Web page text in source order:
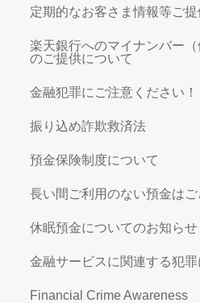
定期的なお客さま情報等ご
楽天銀行へのマイナンバー
のご提供について
金融犯罪にご注意ください！
振り込め詐欺救済法
預金保険制度について
長い間ご利用のない預金はご
休眠預金についてのお知らせ
金融サービスに関連する犯
Financial Crime Awareness